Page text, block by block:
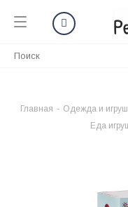
Главная - Одежда и
Еда